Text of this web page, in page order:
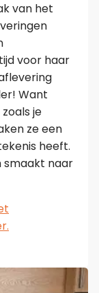
van het
voor haar
Want
je
ze een
heeft.
smaakt naar